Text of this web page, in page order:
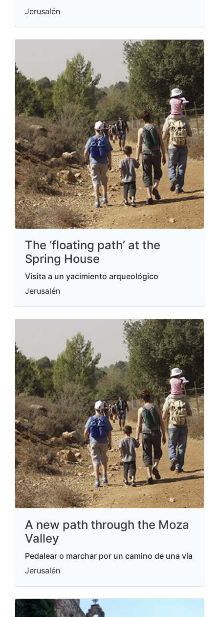
Jerusalén
The ‘floating path’ at the
Spring House
Visita a un yacimiento arqueológico
Jerusalén
A new path through the Moza
Valley
Pedalear o marchar por un camino de una vía
Jerusalén